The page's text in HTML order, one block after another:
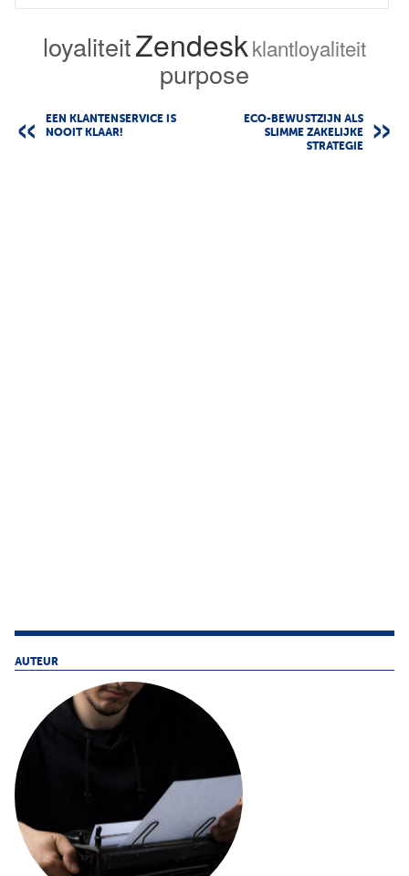
loyaliteitZendeskklantloyaliteit
purpose
EEN KLANTENSERVICE IS
NOOIT KLAAR!
ECO-BEWUSTZIJN ALS
SLIMME ZAKELIJKE
STRATEGIE
AUTEUR